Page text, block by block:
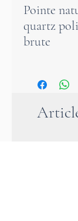
Pointe
quartz
brute
angélique,